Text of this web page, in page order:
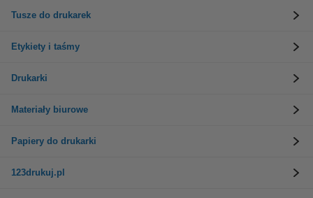
Tusze do drukarek
Etykiety i taśmy
Drukarki
Materiały biurowe
Papiery do drukarki
123drukuj.pl